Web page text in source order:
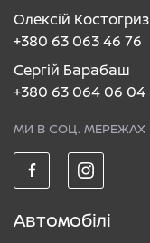
Олексій Костогриз
+380 63 063 46 76
Сергій Барабаш
+380 63 064 06 04
МИ В СОЦ. МЕРЕЖАХ
Автомобілі